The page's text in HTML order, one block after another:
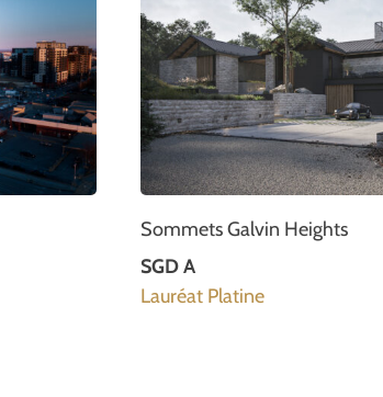
Sommets Galvin Heights
SGD A
Lauréat Platine